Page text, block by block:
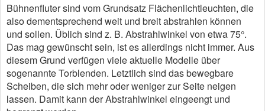
Bühnenfluter sind vom Grundsatz Flächenlichtleuchten, die
also dementsprechend weit und breit abstrahlen können
und sollen. Üblich sind z. B. Abstrahlwinkel von etwa 75°.
Das mag gewünscht sein, ist es allerdings nicht immer. Aus
diesem Grund verfügen viele aktuelle Modelle über
sogenannte Torblenden. Letztlich sind das bewegbare
Scheiben, die sich mehr oder weniger zur Seite neigen
lassen. Damit kann der Abstrahlwinkel eingeengt und